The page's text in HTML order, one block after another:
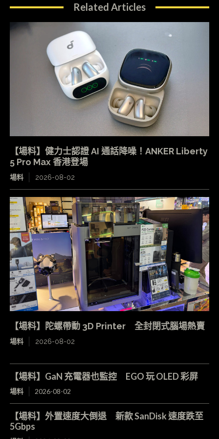
Related Articles
【場料】健力士認證 AI 通話降噪！ANKER Liberty
5 Pro Max 香港登場
場料 2026-08-02
【場料】陀螺帶動 3D Printer 全封閉式腦場熱賣
場料 2026-08-02
【場料】GaN 充電器也監控 EGO 玩 OLED 彩屏
場料 2026-08-02
【場料】外置速度大倒退 新款 SanDisk 速度跌至
5Gbps